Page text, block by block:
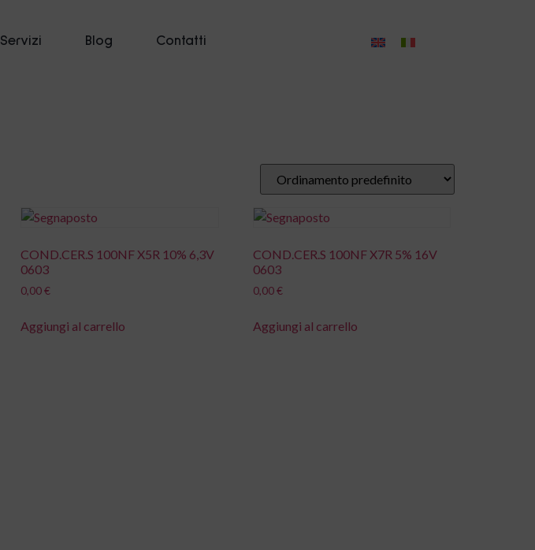
Servizi Blog Contatti
COND.CER.S 100NF X5R 10% 6,3V
0603
0,00€
Aggiungi al carrello
COND.CER.S 100NF X7R 5% 16V
0603
0,00€
Aggiungi al carrello